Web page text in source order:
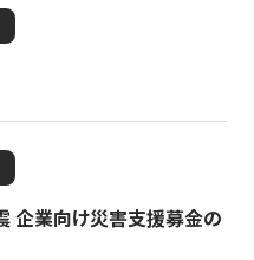
企業向け災害支援募金の